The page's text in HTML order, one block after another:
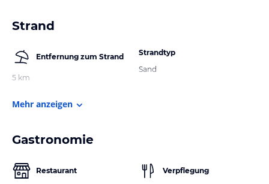
Strand
Entfernung zum Strand
5 km
Strandtyp
Sand
Mehr anzeigen
Gastronomie
Restaurant Verpflegung